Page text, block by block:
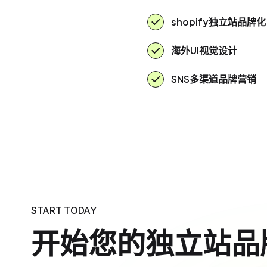
shopify独立站品牌化
海外UI视觉设计
SNS多渠道品牌营销
START TODAY
开始您的独立站